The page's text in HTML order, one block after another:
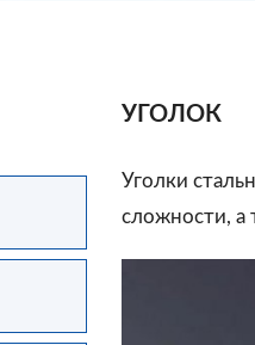
УГОЛОК
Уголки
сложности, а